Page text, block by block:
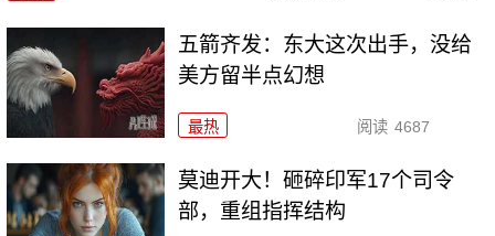
五箭齐发：东大这次出手，没给
美方留半点幻想
最热 阅读 4687
莫迪开大！砸碎印军17个司令
部，重组指挥结构